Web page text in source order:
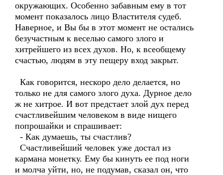
окружающих. Особенно забавным ему в тот
момент показалось лицо Властителя судеб.
Наверное, и Вы бы в этот момент не остались
безучастным к веселью самого злого и
хитрейшего из всех духов. Но, к всеобщему
счастью, людям в эту пещеру вход закрыт.
Как говорится, нескоро дело делается, но
только не для самого злого духа. Дурное дело
ж не хитрое. И вот предстает злой дух перед
счастливейшим человеком в виде нищего
попрошайки и спрашивает:
- Как думаешь, ты счастлив?
Счастливейший человек уже достал из
кармана монетку. Ему бы кинуть ее под ноги
и молча уйти, но, не подумав, сказал он, что